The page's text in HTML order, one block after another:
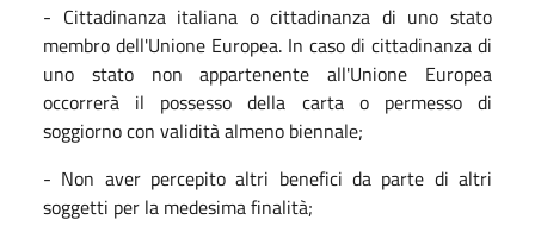
- Cittadinanza italiana o cittadinanza di uno stato
membro dell'Unione Europea. In caso di cittadinanza di
uno stato non appartenente all'Unione Europea
occorrerà il possesso della carta o permesso di
soggiorno con validità almeno biennale;
- Non aver percepito altri benefici da parte di altri
soggetti per la medesima finalità;